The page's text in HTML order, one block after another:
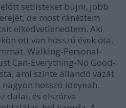
setlisteket bújni, jobb
de most ránéztem
elkedvetlenedtem. Aki
ott van hosszú évek óta,
Walking-Personal-
Can-Everything-No Good-
ami szinte állandó vázát
hosszú ideyeah.
dalai, és elszórva